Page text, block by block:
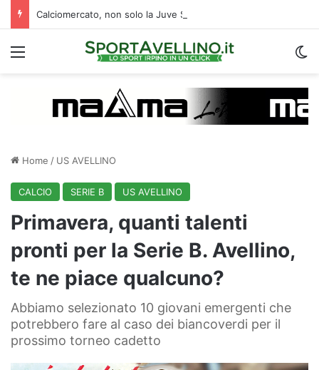
Menu
Home / US AVELLINO
CALCIO SERIE B US AVELLINO
Primavera, quanti talenti
pronti per la Serie B. Avellino,
te ne piace qualcuno?
Abbiamo selezionato 10 giovani emergenti che
potrebbero fare al caso dei biancoverdi per il
prossimo torneo cadetto